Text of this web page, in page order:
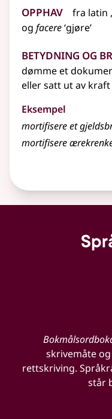
Opphav fra latin
og facere‘gjøre’
Betydning og
dømme et
eller satt ut av kraft
Eksempel
mortifisereet
mortifisere
skrivemåte
rettskriving.
står